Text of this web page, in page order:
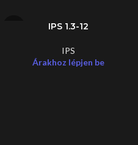
IPS 1.3-12
IPS
Árakhoz lépjen be